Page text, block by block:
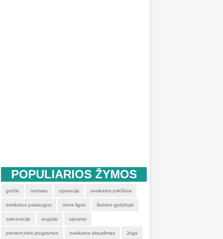
POPULIARIOS ŽYMOS
grožis nerimas operacija sveikatos priežiūra
sveikatos paslaugos retos ligos šeimos gydytojai
vakcinacija augalai sąnariai
prevencinės programos sveikatos draudimas Joga